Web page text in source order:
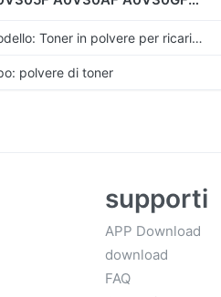
Polvere di Toner
Per Konica Minolta
Modello: Toner in polvere per ricarica universale
polvere di toner
supporti
APP Download
download
FAQ